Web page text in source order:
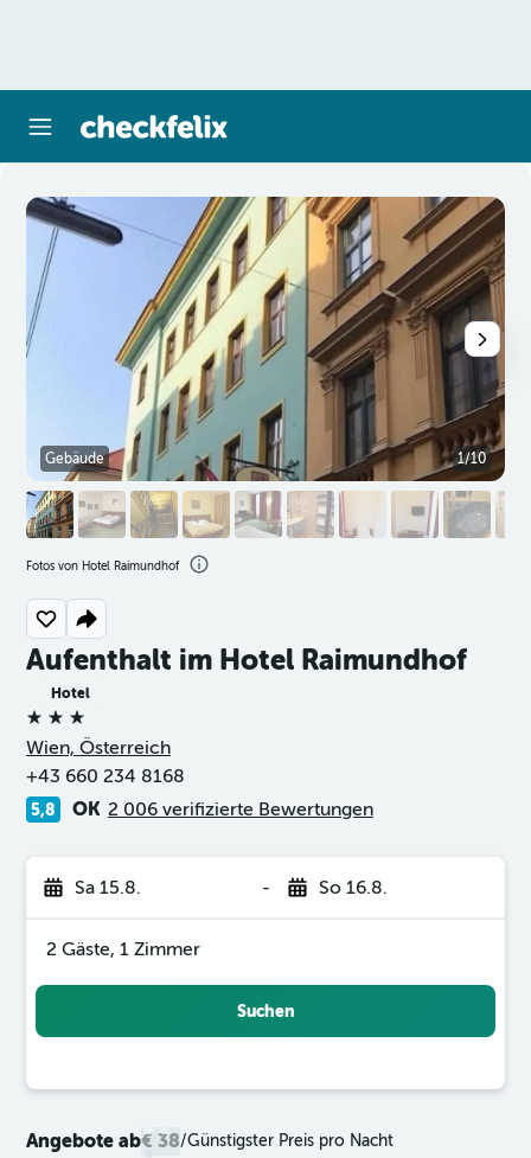
Aufenthalt im Hotel Raimundhof
Hotel
3 Sterne
Wien, Österreich
+43 660 234 8168
5,8 OK 2 006 verifizierte Bewertungen
Sa 15.8. - So 16.8.
2 Gäste, 1 Zimmer
Suchen
Angebote ab€ 38/Günstigster Preis pro Nacht
Gebäude 1/10
Fotos von Hotel Raimundhof